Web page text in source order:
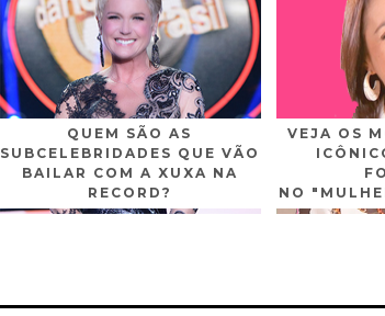
QUEM SÃO AS
SUBCELEBRIDADES QUE VÃO
BAILAR COM A XUXA NA
RECORD?
VEJA OS
NO